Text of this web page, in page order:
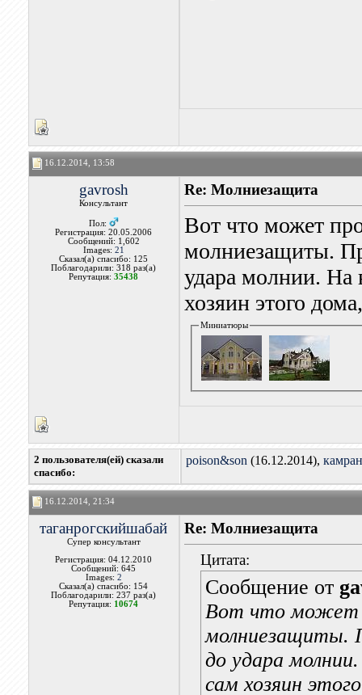
16.12.2014, 13:58
gavrosh
Консультант
Пол:
Регистрация: 20.05.2006
Сообщений: 1,602
Images: 21
Сказал(а) спасибо: 125
Поблагодарили: 318 раз(а)
Репутация:35438
Re: Молниезащита
Вот что может
молниезащиты.
удара молнии. На
хозяин этого
Миниатюры
2 пользователя(ей) сказали
cпасибо:
poison&son (16.12.2014), камран
16.12.2014, 21:34
таганрогскийшабай
Супер консультант
Регистрация: 04.12.2010
Сообщений: 645
Images: 2
Сказал(а) спасибо: 154
Поблагодарили: 237 раз(а)
Репутация: 10674
Re: Молниезащита
Цитата:
Сообщение от
Вот что может
молниезащиты.
до удара
сам хозяин